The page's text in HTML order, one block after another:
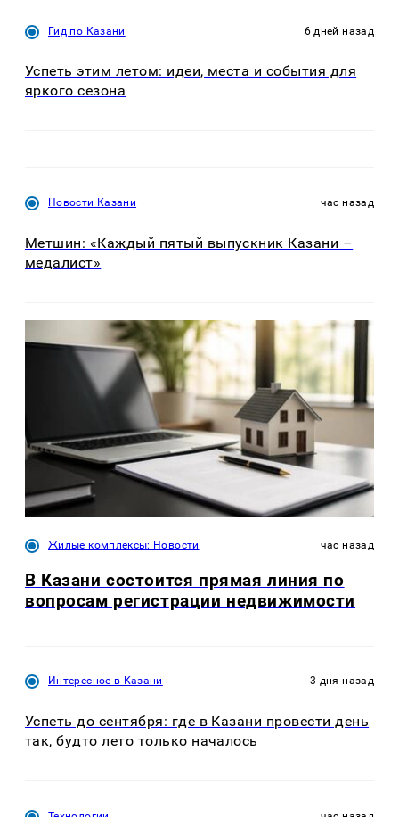
Гид по Казани 6 дней назад
Успеть этим летом: идеи, места и события для
яркого сезона
Новости Казани час назад
Метшин: «Каждый пятый выпускник Казани –
медалист»
Жилые комплексы: Новости час назад
В Казани состоится прямая линия по
вопросам регистрации недвижимости
Интересное в Казани 3 дня назад
Успеть до сентября: где в Казани провести день
так, будто лето только началось